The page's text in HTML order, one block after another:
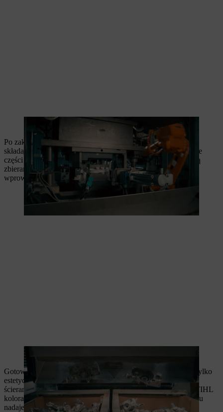
W procesie odlewania ciśnieniowego wtryskuje się magnez do formy
Po zakończeniu procesu odlewania robot pobiera tzw. odlew,
składający się z elementu i nadmiaru materiału. Te nadmiarowe
części stanowią około 50 procent zastosowanego magnezu i są
zbierane w sposób czysty odmianowo, topione i ponownie
wprowadzane do obiegu materiałowego.
Elementy i nadmiarowe części są od siebie oddzielane
Gotowe elementy są malowane proszkowo, co zapewnia nie tylko
estetyczne wykończenie, ale także ochronę przed korozją i
ścieraniem. Powlekanie odbywa się w typowych dla marki STIHL
kolorach szarym i pomarańczowym. Późniejszy proces w piecu
nadaje powierzchni jej odporność.